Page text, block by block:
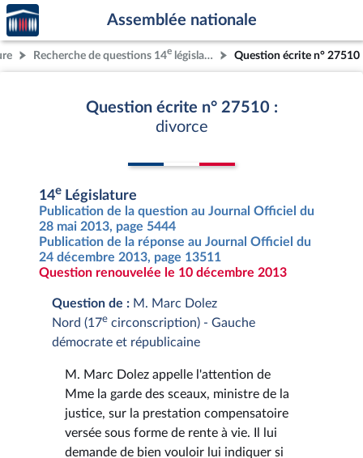
Aller au contenu
Aller en bas de la page
Accèder
à la
page
d'accueil
Assemblée nationale
Recherche de questions 14e législature Question écrite n° 27510
Question écrite n° 27510 :
divorce
14e Législature
Publication de la question au Journal Officiel du
28 mai 2013, page 5444
Publication de la réponse au Journal Officiel du
24 décembre 2013, page 13511
Question renouvelée le 10 décembre 2013
Question de : M. Marc Dolez
Nord (17e circonscription) - Gauche
démocrate et républicaine
M. Marc Dolez appelle l'attention de
Mme la garde des sceaux, ministre de la
justice, sur la prestation compensatoire
versée sous forme de rente à vie. Il lui
demande de bien vouloir lui indiquer si